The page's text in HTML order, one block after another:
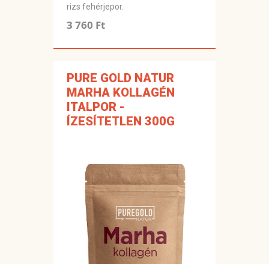
rizs fehérjepor.
3 760 Ft
PURE GOLD NATUR
MARHA KOLLAGÉN
ITALPOR -
ÍZESÍTETLEN 300G